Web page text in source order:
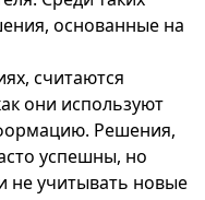
основанные на
считаются
они используют
Решения,
успешны, но
не учитывать новые